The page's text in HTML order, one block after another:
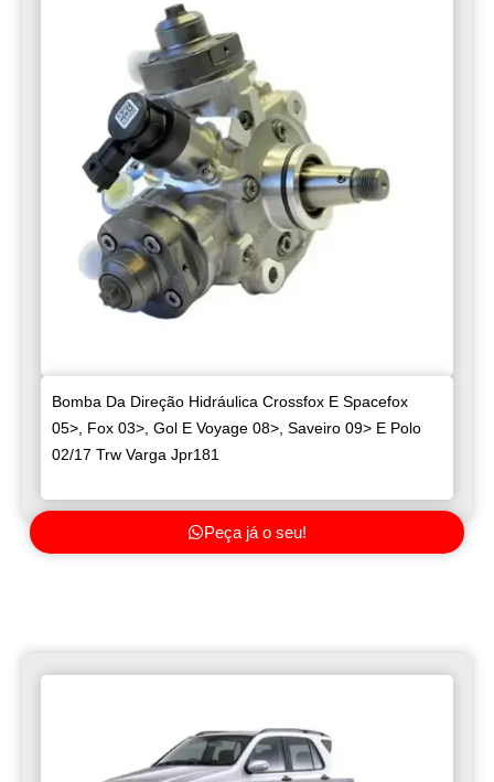
Bomba Da Direção Hidráulica Crossfox E Spacefox
05>, Fox 03>, Gol E Voyage 08>, Saveiro 09> E Polo
02/17 Trw Varga Jpr181
Peça já o seu!